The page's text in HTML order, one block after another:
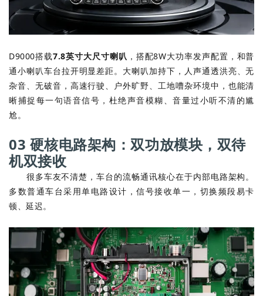
D9000搭载7.8英寸大尺寸喇叭 ，搭配8W大功率发声配置，和普
通小喇叭车台拉开明显差距。大喇叭加持下，人声通透洪亮、无
杂音、无破音，高速行驶、户外旷野、工地嘈杂环境中，也能清
晰捕捉每一句语音信号，杜绝声音模糊、音量过小听不清的尴
尬。
03 硬核电路架构：双功放模块，双待
机双接收
很多车友不清楚，车台的流畅通讯核心在于内部电路架构。
多数普通车台采用单电路设计，信号接收单一，切换频段易卡
顿、延迟。